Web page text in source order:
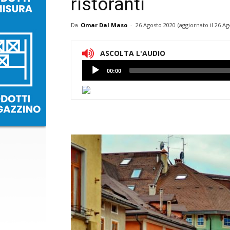
ristoranti
Da Omar Dal Maso - 26 Agosto 2020 (aggiornato il 26
ASCOLTA L'AUDIO
Lettore
Audio
00:00